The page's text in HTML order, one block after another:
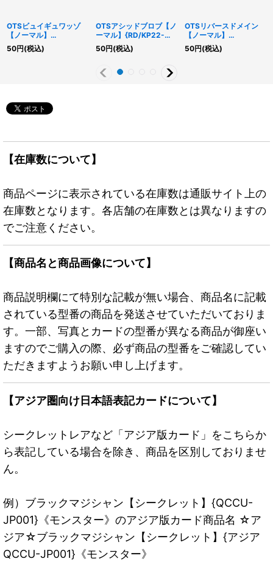
OTSビュイギュワッゾ
【ノーマル】
{RD/KP22-JP006}
《RDモンスター》
50円(税込)
OTSアシッドブロブ【ノ
ーマル】{RD/KP22-
JP001}《RDモンスタ
ー》
50円(税込)
OTSリバースドメイン
【ノーマル】
{RD/KP22-JP042}
《RD魔法》
50円(税込)
【在庫数について】
商品ページに表示されている在庫数は通販サイト上の
在庫数となります。各店舗の在庫数とは異なりますの
でご注意ください。
【商品名と商品画像について】
商品説明欄にて特別な記載が無い場合、商品名に記載
されている型番の商品を発送させていただいておりま
す。一部、写真とカードの型番が異なる商品が御座い
ますのでご購入の際、必ず商品の型番をご確認してい
ただきますようお願い申し上げます。
【アジア圏向け日本語表記カードについて】
シークレットレアなど「アジア版カード」をこちらか
ら表記している場合を除き、商品を区別しておりませ
ん。
例）ブラックマジシャン【シークレット】{QCCU-
JP001}《モンスター》のアジア版カード商品名 ☆ア
ジア☆ブラックマジシャン【シークレット】{アジア
QCCU-JP001}《モンスター》